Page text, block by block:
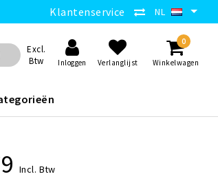
Klantenservice NL
Excl.
Btw
Inloggen Verlanglijst
0
Winkelwagen
Incl. Btw